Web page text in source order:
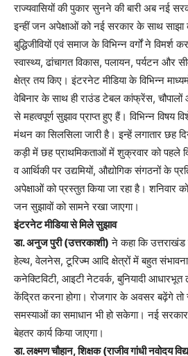
राज्यवासियों की पुकार सुनने की बारी अब नई
इन्हीं जन अपेक्षाओं को नई सरकार के साथ
बुद्धिजीवियों एवं समाज के विभिन्न वर्गों ने विमर्श
स्वास्थ्य, ढांचागत विकास, पलायन, पर्यटन और
क्षेत्र तय किए। इंटरनेट मीडिया के विभिन्न
वेबिनार के साथ ही राउंड टेबल कांफ्रेंस,
से महत्वपूर्ण सुझाव प्राप्त हुए हैं। विभिन्न विषय
मंथन का सिलसिला जारी है। इन्हें लगातार छह
कड़ी में छह प्राथमिकताओं में शुक्रवार को पहले
व आर्थिकी पर उद्यमियों, औद्योगिक संगठनों के
अपेक्षाओं को प्रस्तुत किया जा रहा है। शनिवार
जन सुझावों को सामने रखा जाएगा।
इंटरनेट मीडिया से मिले सुझाव
डा. अनुज पुरी (उत्तरकाशी) ने कहा कि उत्तराखंड
हेल्थ, वेलनेस, टूरिज्म आदि क्षेत्रों में बहुत
कनेक्टिविटी, आइटी नेटवर्क, बुनियादी
केंद्रित करना होगा। रोजगार के अवसर बढ़ेंगे
समस्याओं का समाधान भी हो सकेगा। नई
बेहतर कार्य किया जाएगा।
डा. लक्ष्मण चौहान, शिक्षक (राजीव गांधी नवोदय